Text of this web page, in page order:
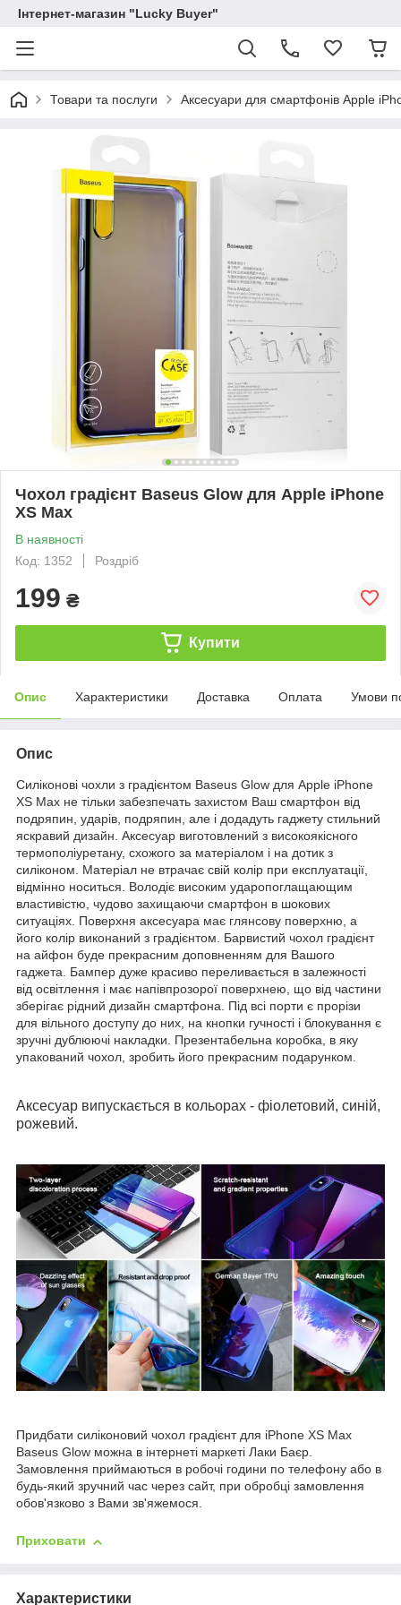
Інтернет-магазин "Lucky Buyer"
Товари та послуги Аксесуари для смартфонів Apple
Чохол градієнт Baseus Glow для Apple iPhone
XS Max
В наявності
Код: 1352
Роздріб
199 ₴
Купити
Опис Характеристики Доставка Оплата Умови
Опис
Силіконові чохли з градієнтом Baseus Glow для Apple iPhone
XS Max не тільки забезпечать захистом Ваш смартфон від
подряпин, ударів, подряпин, але і додадуть гаджету стильний
яскравий дизайн. Аксесуар виготовлений з високоякісного
термополіуретану, схожого за матеріалом і на дотик з
силіконом. Матеріал не втрачає свій колір при експлуатації,
відмінно носиться. Володіє високим ударопоглащающим
властивістю, чудово захищаючи смартфон в шокових
ситуаціях. Поверхня аксесуара має глянсову поверхню, а
його колір виконаний з градієнтом. Барвистий чохол градієнт
на айфон буде прекрасним доповненням для Вашого
гаджета. Бампер дуже красиво переливається в залежності
від освітлення і має напівпрозорої поверхнею, що від частини
зберігає рідний дизайн смартфона. Під всі порти є прорізи
для вільного доступу до них, на кнопки гучності і блокування є
зручні дублюючі накладки. Презентабельна коробка, в яку
упакований чохол, зробить його прекрасним подарунком.
Аксесуар випускається в кольорах - фіолетовий, синій,
рожевий.
Придбати силіконовий чохол градієнт для iPhone XS Max
Baseus Glow можна в інтернеті маркеті Лаки Баєр.
Замовлення приймаються в робочі години по телефону або в
будь-який зручний час через сайт, при обробці замовлення
обов'язково з Вами зв'яжемося.
Приховати
Характеристики